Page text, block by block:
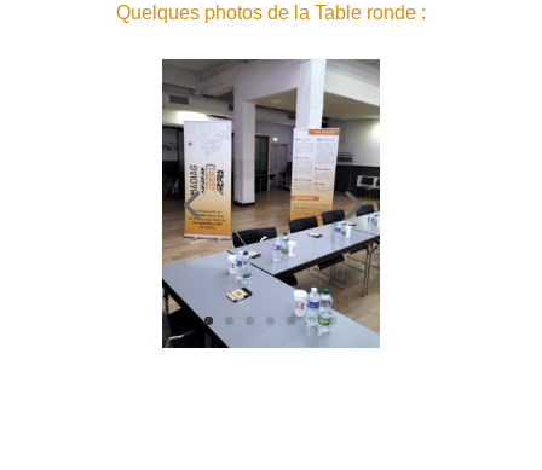
Quelques photos de la Table ronde :